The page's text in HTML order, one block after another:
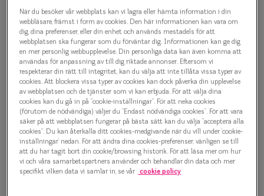
Taberg
Retro Vibes 0IY3064 C03
Glasögonbåge
500 kr
Välj färg:
Havana
När du besöker vår webbplats kan vi lagra eller hämta information i din
webbläsare, främst i form av cookies. Den här informationen kan vara om
dig, dina preferenser, eller din enhet och används mestadels för att
webbplatsen ska fungerar som du förväntar dig. Informationen kan ge dig
en mer personlig webbupplevelse. Din personliga data kan även komma att
användas för anpassning av till dig riktade annonser. Eftersom vi
respekterar din rätt till integritet, kan du välja att inte tillåta vissa typer av
cookies. Att blockera vissa typer av cookies kan dock påverka din upplevelse
av webbplatsen och de tjänster som vi kan erbjuda. För att välja dina
cookies kan du gå in på ”cookie-inställningar”. För att neka cookies
(förutom de nödvändiga) väljer du ”Endast nödvändiga cookies”. För att vara
säker på att webbplatsen fungerar på bästa sätt kan du välja ”acceptera alla
cookies”. Du kan återkalla ditt cookies-medgivande när du vill under ’cookie-
inställningar’ nedan. För att ändra dina cookies-preferenser, vänligen se till
att du har tagit bort din cookie/browsing historik. För att läsa mer om hur
vi och våra samarbetspartners använder och behandlar din data och mer
specifikt vilken data vi samlar in, se vår cookie policy